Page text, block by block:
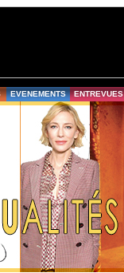
EVENEMENTS ENTREVUES